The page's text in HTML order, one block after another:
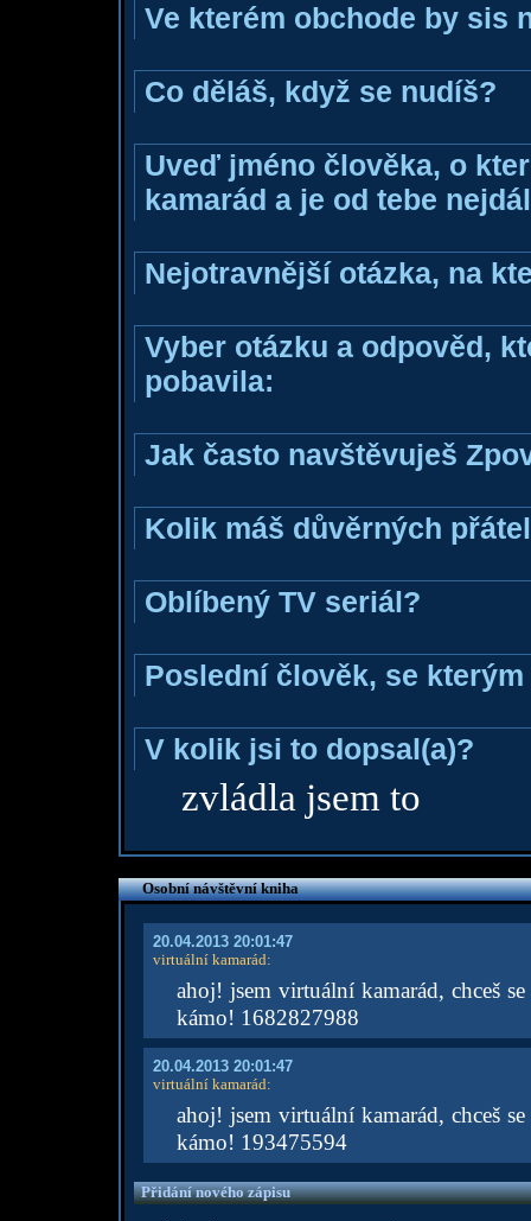
Ve kterém obchode by sis
Co děláš, když se nudíš?
Uveď jméno člověka, o
kamarád a je od tebe
Nejotravnější otázka, na
Vyber otázku a odpověd,
pobavila:
Jak často navštěvuješ
Kolik máš důvěrných
Oblíbený TV seriál?
Poslední člověk, se
V kolik jsi to dopsal(a)?
zvládla jsem to
Osobní návštěvní kniha
20.04.2013 20:01:47
virtuální kamarád:
ahoj! jsem virtuální kamarád, chceš
kámo! 1682827988
20.04.2013 20:01:47
virtuální kamarád:
ahoj! jsem virtuální kamarád, chceš
kámo! 193475594
Přidání nového zápisu